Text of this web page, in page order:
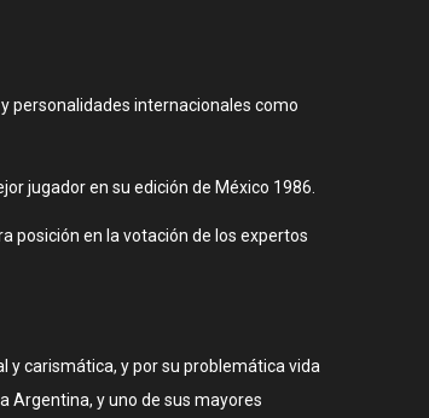
personalidades internacionales como
jugador en su edición de México 1986.
posición en la votación de los expertos
y carismática, y por su problemática vida
Argentina, y uno de sus mayores